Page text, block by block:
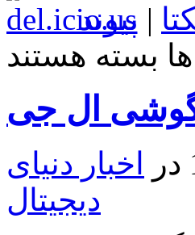
| پیوند
برای
تاریخ
عرضه
جی
G5
بسته هستند
اخبار دنیای
دیجیتال